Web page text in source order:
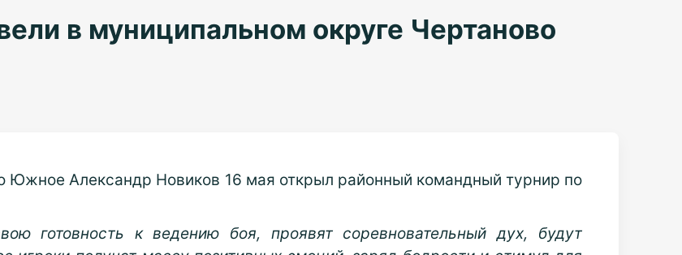
в муниципальном округе Чертаново
Южное Александр Новиков 16 мая открыл районный командный турнир по
готовность к ведению боя, проявят соревновательный дух, будут